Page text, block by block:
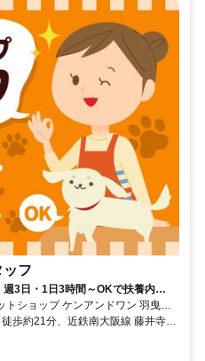
フ
週3日・1日3時間～OKで扶養内
ショップ ケンアンドワン 羽曳野
歩約21分、近鉄南大阪線 藤井寺徒
出入口2徒歩約29分 高鷲駅より徒